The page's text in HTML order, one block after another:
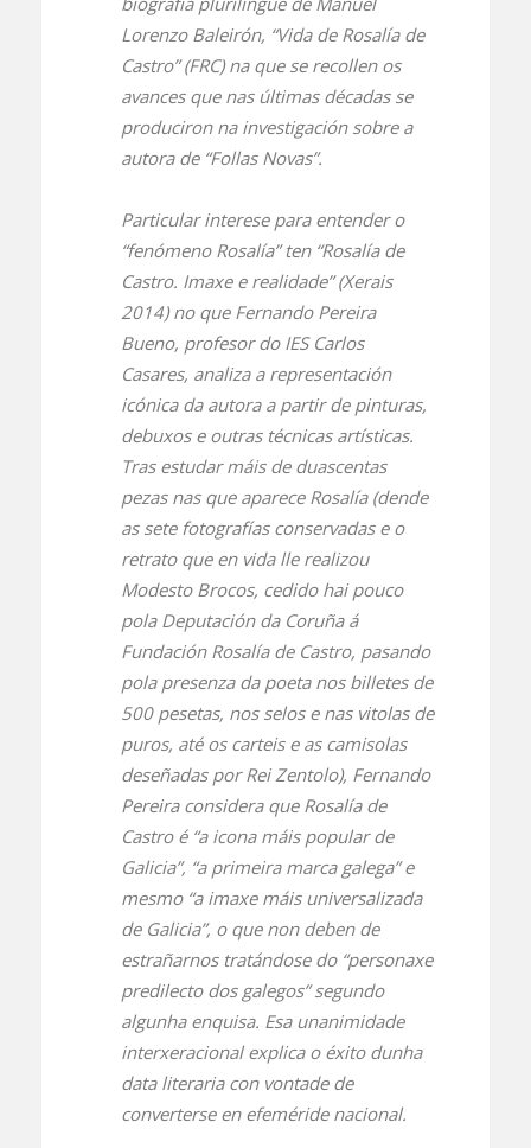
Lorenzo Baleirón, “Vida de Rosalía de
Castro” (FRC) na que se recollen os
avances que nas últimas décadas se
produciron na investigación sobre a
autora de “Follas Novas”.
Particular interese para entender o
“fenómeno Rosalía” ten “Rosalía de
Castro. Imaxe e realidade” (Xerais
2014) no que Fernando Pereira
Bueno, profesor do IES Carlos
Casares, analiza a representación
icónica da autora a partir de pinturas,
debuxos e outras técnicas artísticas.
Tras estudar máis de duascentas
pezas nas que aparece Rosalía (dende
as sete fotografías conservadas e o
retrato que en vida lle realizou
Modesto Brocos, cedido hai pouco
pola Deputación da Coruña á
Fundación Rosalía de Castro, pasando
pola presenza da poeta nos billetes de
500 pesetas, nos selos e nas vitolas de
puros, até os carteis e as camisolas
deseñadas por Rei Zentolo), Fernando
Pereira considera que Rosalía de
Castro é “a icona máis popular de
Galicia”, “a primeira marca galega” e
mesmo “a imaxe máis universalizada
de Galicia”, o que non deben de
estrañarnos tratándose do “personaxe
predilecto dos galegos” segundo
algunha enquisa. Esa unanimidade
interxeracional explica o éxito dunha
data literaria con vontade de
converterse en efeméride nacional.